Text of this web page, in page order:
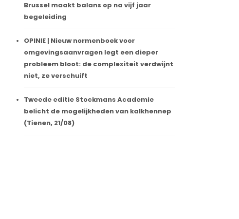
Brussel maakt balans op na vijf jaar
begeleiding
OPINIE | Nieuw normenboek voor
omgevingsaanvragen legt een dieper
probleem bloot: de complexiteit verdwijnt
niet, ze verschuift
Tweede editie Stockmans Academie
belicht de mogelijkheden van kalkhennep
(Tienen, 21/08)